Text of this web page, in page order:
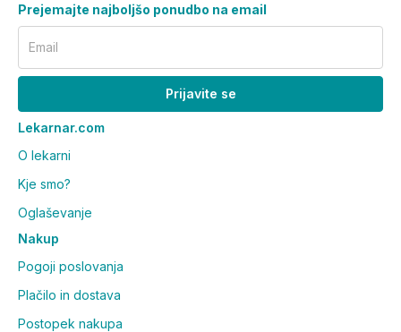
Prejemajte najboljšo ponudbo na email
Email
Prijavite se
Lekarnar.com
O lekarni
Kje smo?
Oglaševanje
Nakup
Pogoji poslovanja
Plačilo in dostava
Postopek nakupa